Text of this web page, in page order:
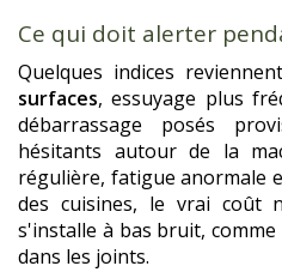
Ce qui doit alerter
Quelques indices
surfaces, essuyage plus
débarrassage posés
hésitants autour de la
régulière, fatigue anormale
des cuisines, le vrai coût
s'installe à bas bruit,
dans les joints.